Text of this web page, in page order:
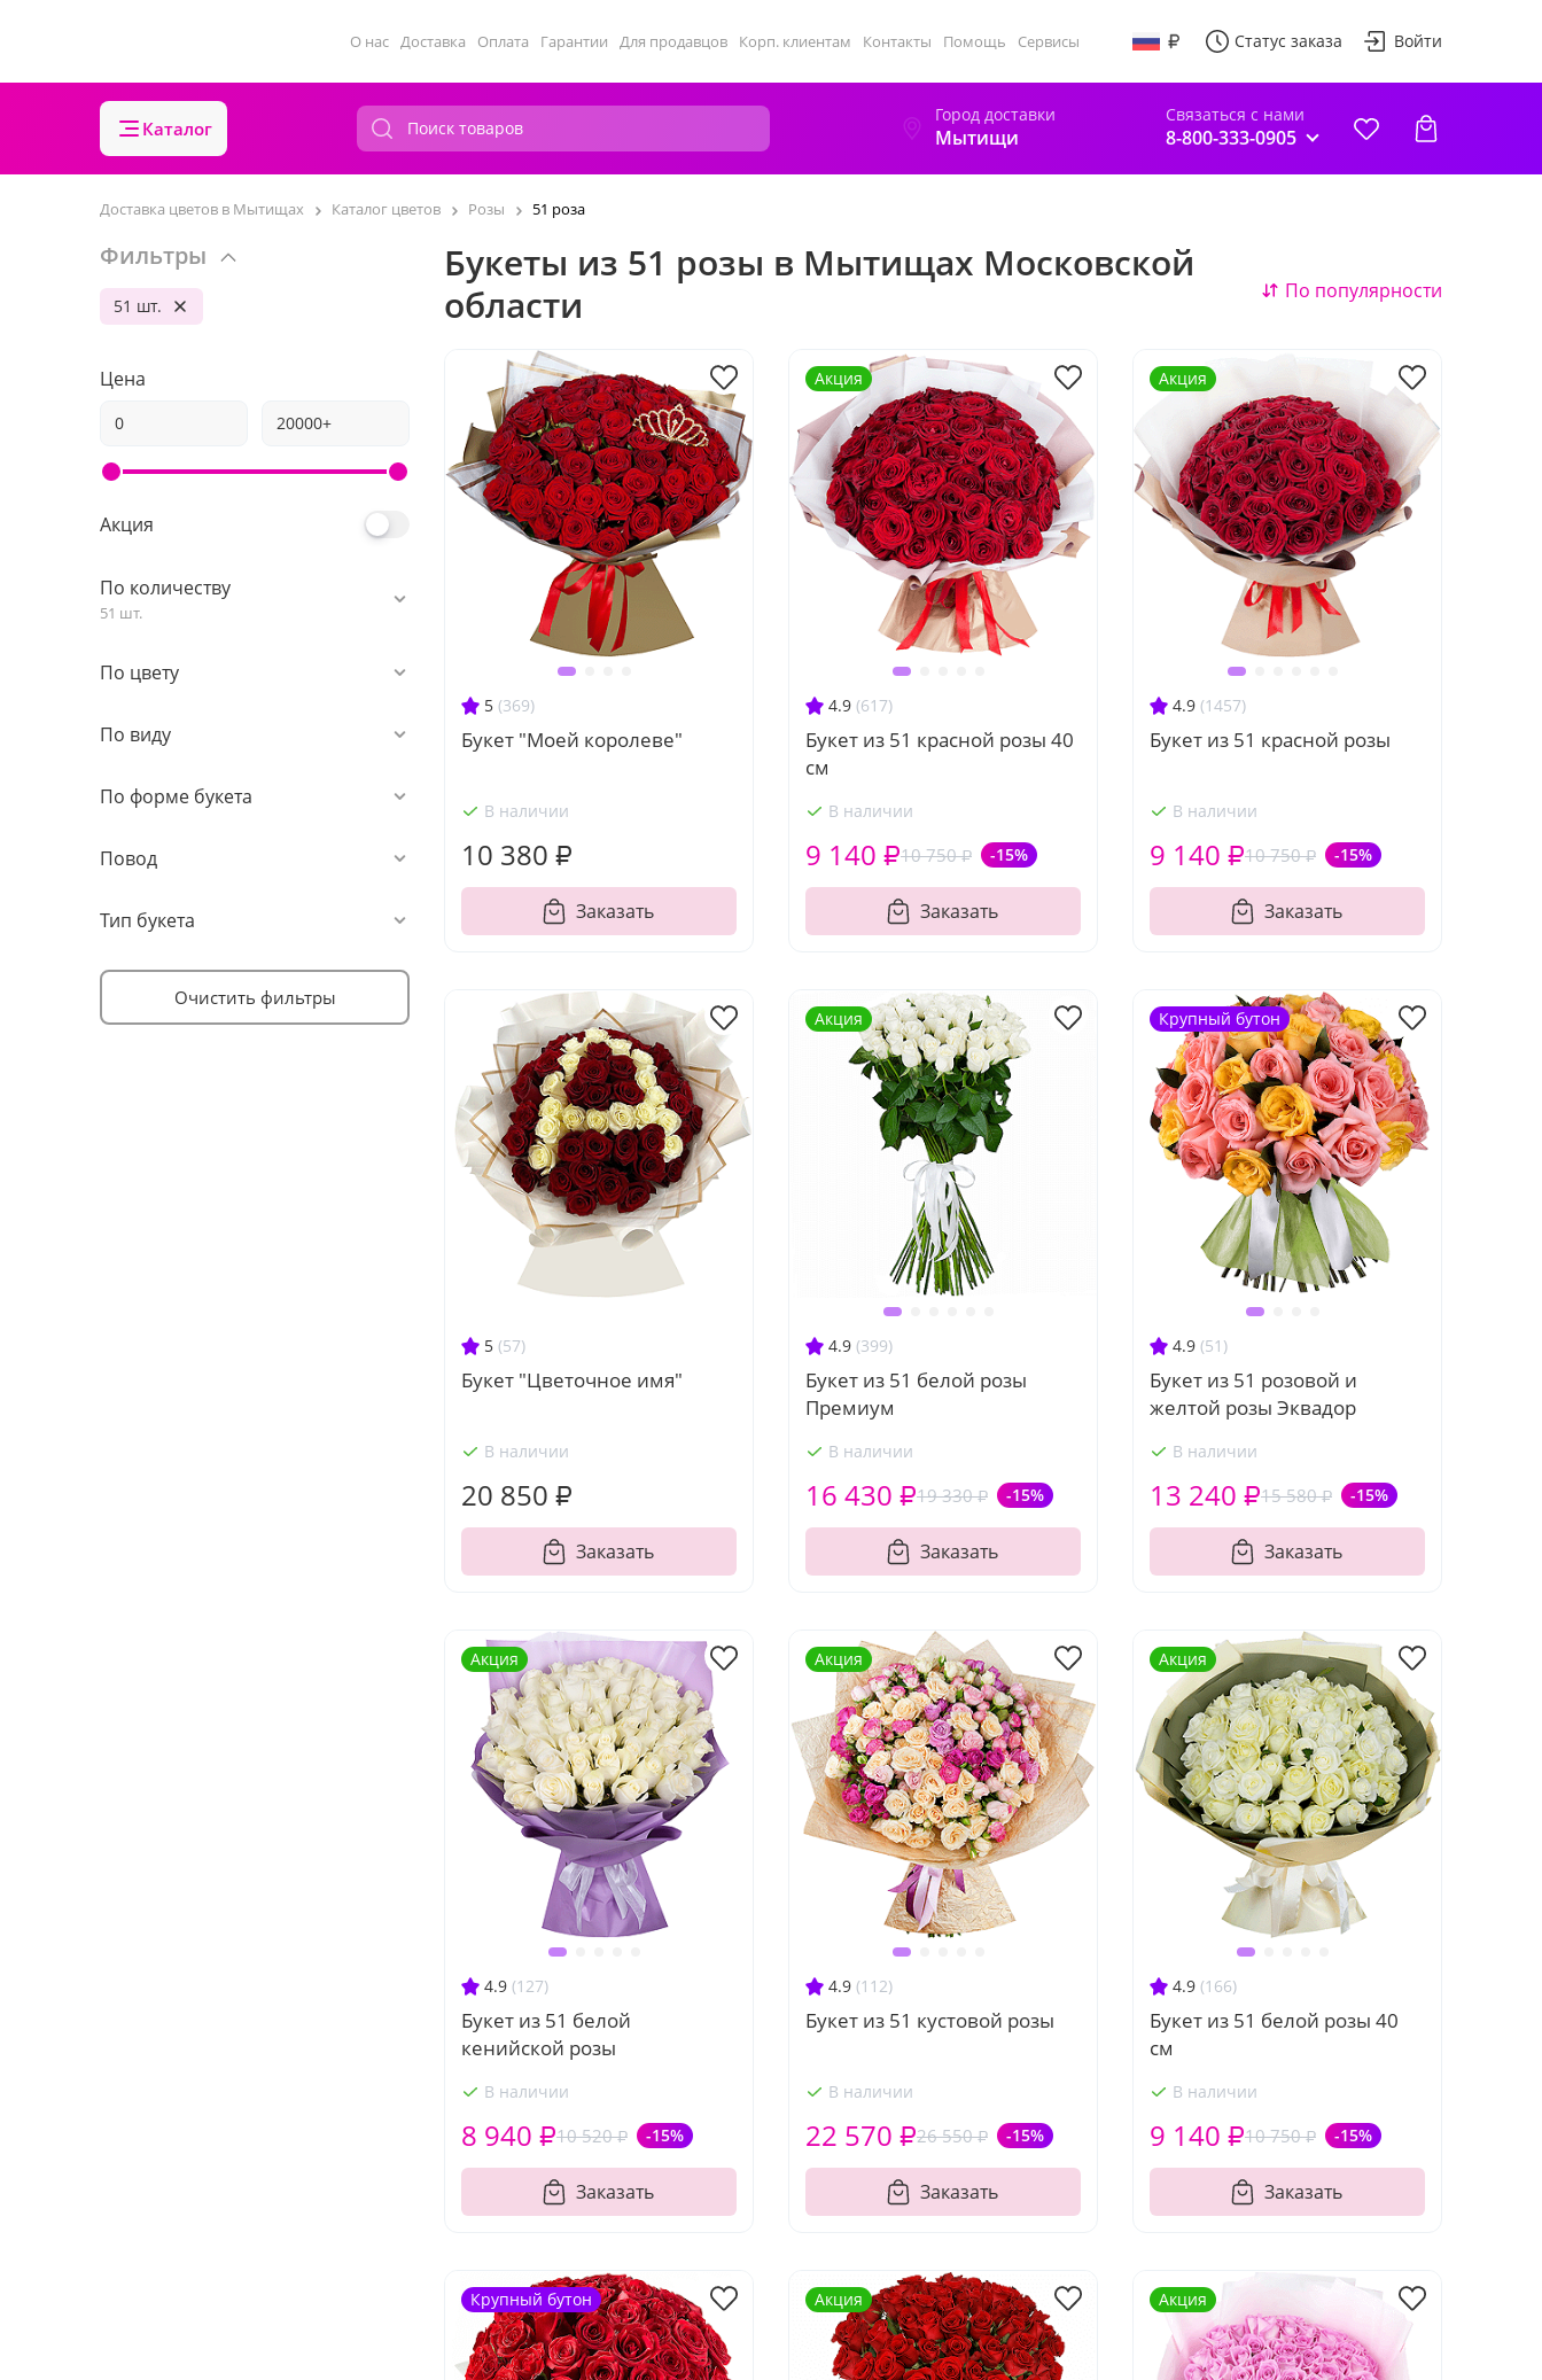
О нас Доставка Оплата Гарантии Для продавцов Корп. клиентам Контакты Помощь Сервисы Статус заказа Войти
Каталог
Город доставки
Мытищи
Связаться с нами
8-800-333-0905
Доставка цветов в Мытищах Каталог цветов Розы 51 роза
Фильтры
51 шт.
Цена
Акция
По количеству
51 шт.
По цвету
По виду
По форме букета
Повод
Тип букета
Очистить фильтры
Букеты из 51 розы в Мытищах Московской
области
По популярности
5 (369)
Букет "Моей королеве"
В наличии
10 380 ₽
Заказать
4.9 (617)
Букет из 51 красной розы 40
см
В наличии
10 750 ₽ -15%
9 140 ₽
Заказать
Акция
4.9 (1457)
Букет из 51 красной розы
В наличии
10 750 ₽ -15%
9 140 ₽
Заказать
Акция
5 (57)
Букет "Цветочное имя"
В наличии
20 850 ₽
Заказать
4.9 (399)
Букет из 51 белой розы
Премиум
В наличии
19 330 ₽ -15%
16 430 ₽
Заказать
Акция
4.9 (51)
Букет из 51 розовой и
желтой розы Эквадор
В наличии
15 580 ₽ -15%
13 240 ₽
Заказать
Крупный бутон
4.9 (127)
Букет из 51 белой
кенийской розы
В наличии
10 520 ₽ -15%
8 940 ₽
Заказать
Акция
4.9 (112)
Букет из 51 кустовой розы
В наличии
26 550 ₽ -15%
22 570 ₽
Заказать
Акция
4.9 (166)
Букет из 51 белой розы 40
см
В наличии
10 750 ₽ -15%
9 140 ₽
Заказать
Акция
Крупный бутон Акция Акция